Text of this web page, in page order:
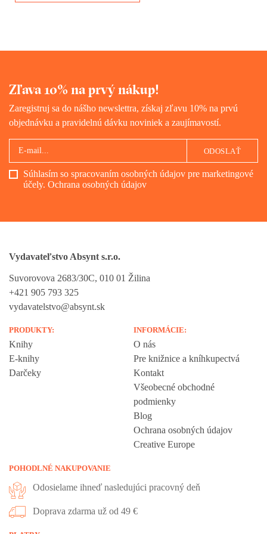
Zľava 10% na prvý nákup!
Zaregistruj sa do nášho newslettra, získaj zľavu 10% na prvú
objednávku a pravidelnú dávku noviniek a zaujímavostí.
Súhlasím so spracovaním osobných údajov pre marketingové
účely. Ochrana osobných údajov
ODOSLAŤ
Vydavateľstvo Absynt s.r.o.
Suvorovova 2683/30C, 010 01 Žilina
+421 905 793 325
vydavatelstvo@absynt.sk
PRODUKTY:
Knihy
E-knihy
Darčeky
INFORMÁCIE:
O nás
Pre knižnice a kníhkupectvá
Kontakt
Všeobecné obchodné
podmienky
Blog
Ochrana osobných údajov
Creative Europe
POHODLNÉ NAKUPOVANIE
Odosielame ihneď nasledujúci pracovný deň
Doprava zdarma už od 49 €